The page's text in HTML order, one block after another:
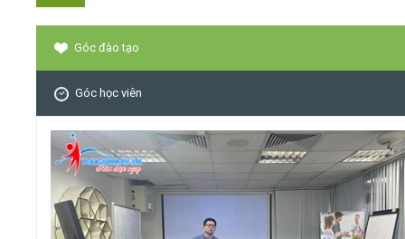
Góc đào tạo
Góc học viên